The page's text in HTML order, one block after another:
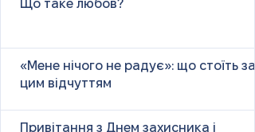
Що таке любов?
«Мене нічого не радує»: що стоїть за
цим відчуттям
Привітання з Днем захисника і